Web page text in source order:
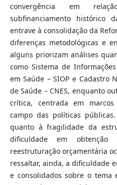
convergência em
subfinanciamento histórico
entrave à consolidação da
diferenças metodológicas e
alguns priorizam análises
como Sistema de
em Saúde – SIOP e Cadastro
de Saúde – CNES, enquanto
crítica, centrada em
campo das políticas
quanto à fragilidade da
dificuldade em
reestruturação orçamentária
ressaltar, ainda, a dificuldade
e consolidados sobre o tema